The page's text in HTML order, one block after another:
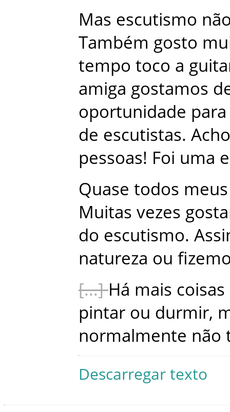
Mas escutismo
Também gosto
tempo toco a
amiga gostamos
oportunidade para
de escutistas. Acho
pessoas! Foi uma
Quase todos meus
Muitas vezes
do escutismo.
natureza ou
Há mais coisas
pintar ou durmir,
normalmente não
Descarregar texto